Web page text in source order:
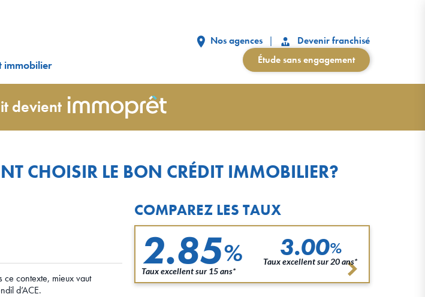
immobilier
Nos agences
Devenir franchisé
Étude sans engagement
devient
CHOISIR LE BON CRÉDIT IMMOBILIER?
ce contexte, mieux vaut
d’ACE.
COMPAREZ LES TAUX
2.85%
Taux excellent sur 15 ans*
3.00%
Taux excellent sur 20 ans*